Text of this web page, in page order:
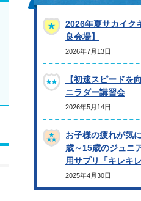
2026年夏サカイク
良会場】
2026年7月13日
【初速スピードを
ニラダー講習会
2026年5月14日
お子様の疲れが気
歳～15歳のジュニ
用サプリ「キレキレ
2025年4月30日